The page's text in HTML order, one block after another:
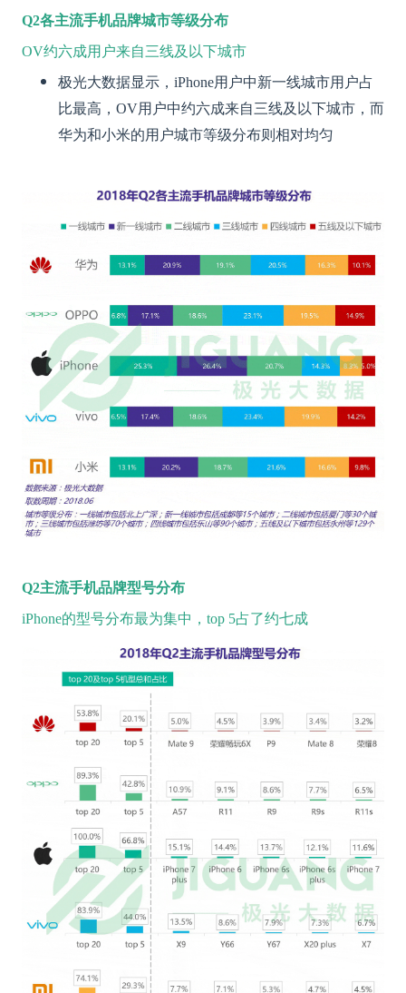
Q2各主流手机品牌城市等级分布
OV约六成用户来自三线及以下城市
极光大数据显示，iPhone用户中新一线城市用户占
比最高，OV用户中约六成来自三线及以下城市，而
华为和小米的用户城市等级分布则相对均匀
Q2主流手机品牌型号分布
iPhone的型号分布最为集中，top 5占了约七成